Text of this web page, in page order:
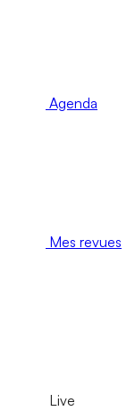
Agenda
Mes revues
Live